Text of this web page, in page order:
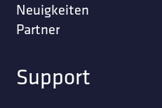
Neuigkeiten
Partner
Support